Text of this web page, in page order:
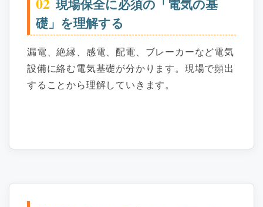
現場保全に必須の「電気の基
礎」を理解する
漏電、絶縁、感電、配電、ブレーカーなど電気
設備に絡む電気基礎が分かります。現場で頻出
することから理解していきます。